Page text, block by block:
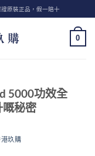
原裝正品，假一賠十
0
5000功效全
秘密
玖購